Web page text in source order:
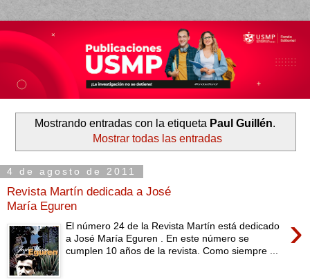
Mostrando entradas con la etiqueta Paul Guillén.
Mostrar todas las entradas
4 de agosto de 2011
Revista Martín dedicada a José
María Eguren
›
El número 24 de la Revista Martín está dedicado
a José María Eguren . En este número se
cumplen 10 años de la revista. Como siempre ...